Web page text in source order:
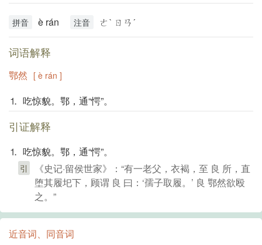
拼音 è rán 注音 ㄜˋ ㄖㄢˊ
词语解释
鄂然 [ è rán ]
⒈ 吃惊貌。鄂，通“愕”。
引证解释
⒈ 吃惊貌。鄂，通“愕”。
引
《史记·留侯世家》：“有一老父，衣褐，至 良 所，直
堕其履圯下，顾谓 良 曰：‘孺子取履。’ 良 鄂然欲殴
之。”
近音词、同音词